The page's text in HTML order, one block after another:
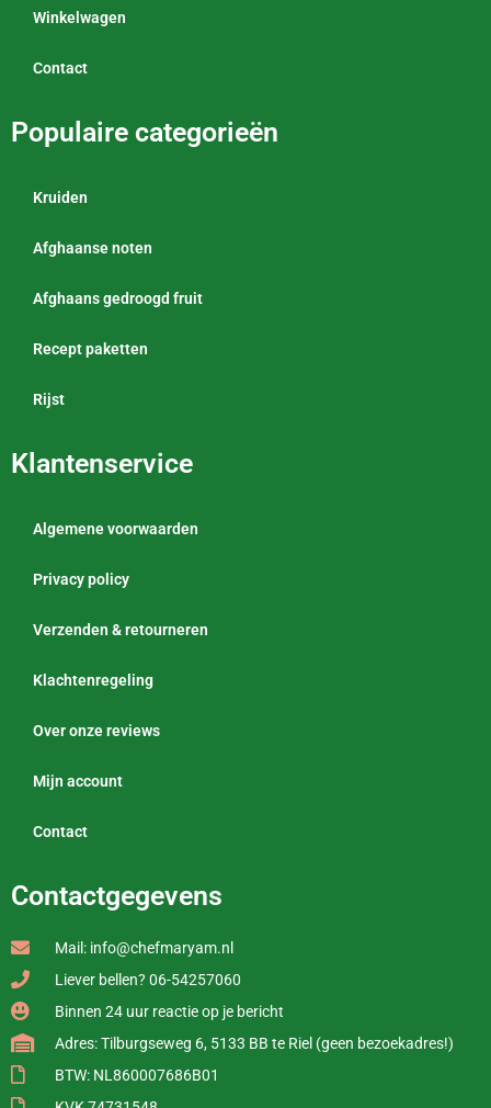
Winkelwagen
Contact
Populaire categorieën
Kruiden
Afghaanse noten
Afghaans gedroogd fruit
Recept paketten
Rijst
Klantenservice
Algemene voorwaarden
Privacy policy
Verzenden & retourneren
Klachtenregeling
Over onze reviews
Mijn account
Contact
Contactgegevens
Mail: info@chefmaryam.nl
Liever bellen? 06-54257060
Binnen 24 uur reactie op je bericht
Adres: Tilburgseweg 6, 5133 BB te Riel (geen bezoekadres!)
BTW: NL860007686B01